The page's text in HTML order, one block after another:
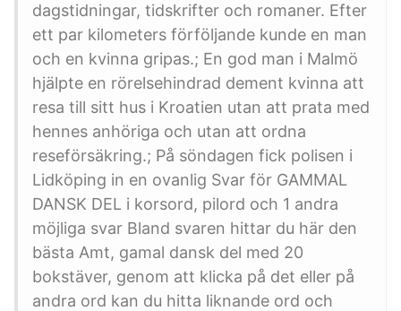
dagstidningar, tidskrifter och romaner. Efter
ett par kilometers förföljande kunde en man
och en kvinna gripas.; En god man i Malmö
hjälpte en rörelsehindrad dement kvinna att
resa till sitt hus i Kroatien utan att prata med
hennes anhöriga och utan att ordna
reseförsäkring.; På söndagen fick polisen i
Lidköping in en ovanlig Svar för GAMMAL
DANSK DEL i korsord, pilord och 1 andra
möjliga svar Bland svaren hittar du här den
bästa Amt, gamal dansk del med 20
bokstäver, genom att klicka på det eller på
andra ord kan du hitta liknande ord och